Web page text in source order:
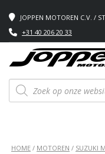
JOPPEN MOTOREN C.V. /
+31 40 206 20 33
Producten
zoeken
HOME / MOTOREN / SUZUKI